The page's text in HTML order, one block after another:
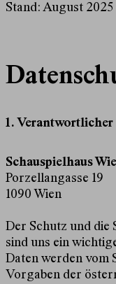
Stand: August 2025
1. Verantwortlicher
Schauspielhaus
Porzellangasse 19
1090 Wien
Der Schutz und die
sind uns ein
Daten werden vom
Vorgaben der